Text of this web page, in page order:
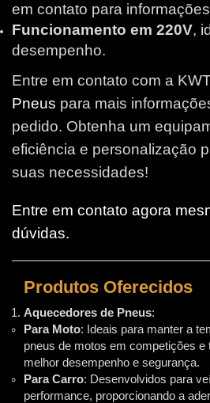
em contato para
Funcionamento em 220V,
desempenho.
Entre em contato com a
Pneus para mais
pedido. Obtenha um
eficiência e personalização
suas necessidades!
Entre em contato agora
dúvidas.
Produtos Oferecidos
Aquecedores de Pneus:
Para Moto: Ideais para manter a
pneus de motos em competições e
melhor desempenho e segurança.
Para Carro: Desenvolvidos para
performance, proporcionando a